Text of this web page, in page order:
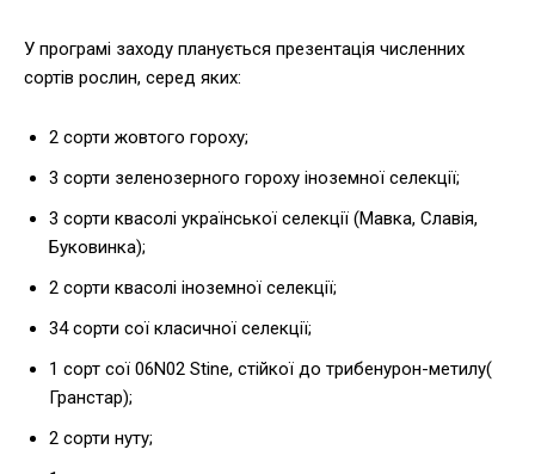
У програмі заходу планується презентація численних
сортів рослин, серед яких:
2 сорти жовтого гороху;
3 сорти зеленозерного гороху іноземної селекції;
3 сорти квасолі української селекції (Мавка, Славія,
Буковинка);
2 сорти квасолі іноземної селекції;
34 сорти сої класичної селекції;
1 сорт сої 06N02 Stine, стійкої до трибенурон-метилу(
Гранстар);
2 сорти нуту;